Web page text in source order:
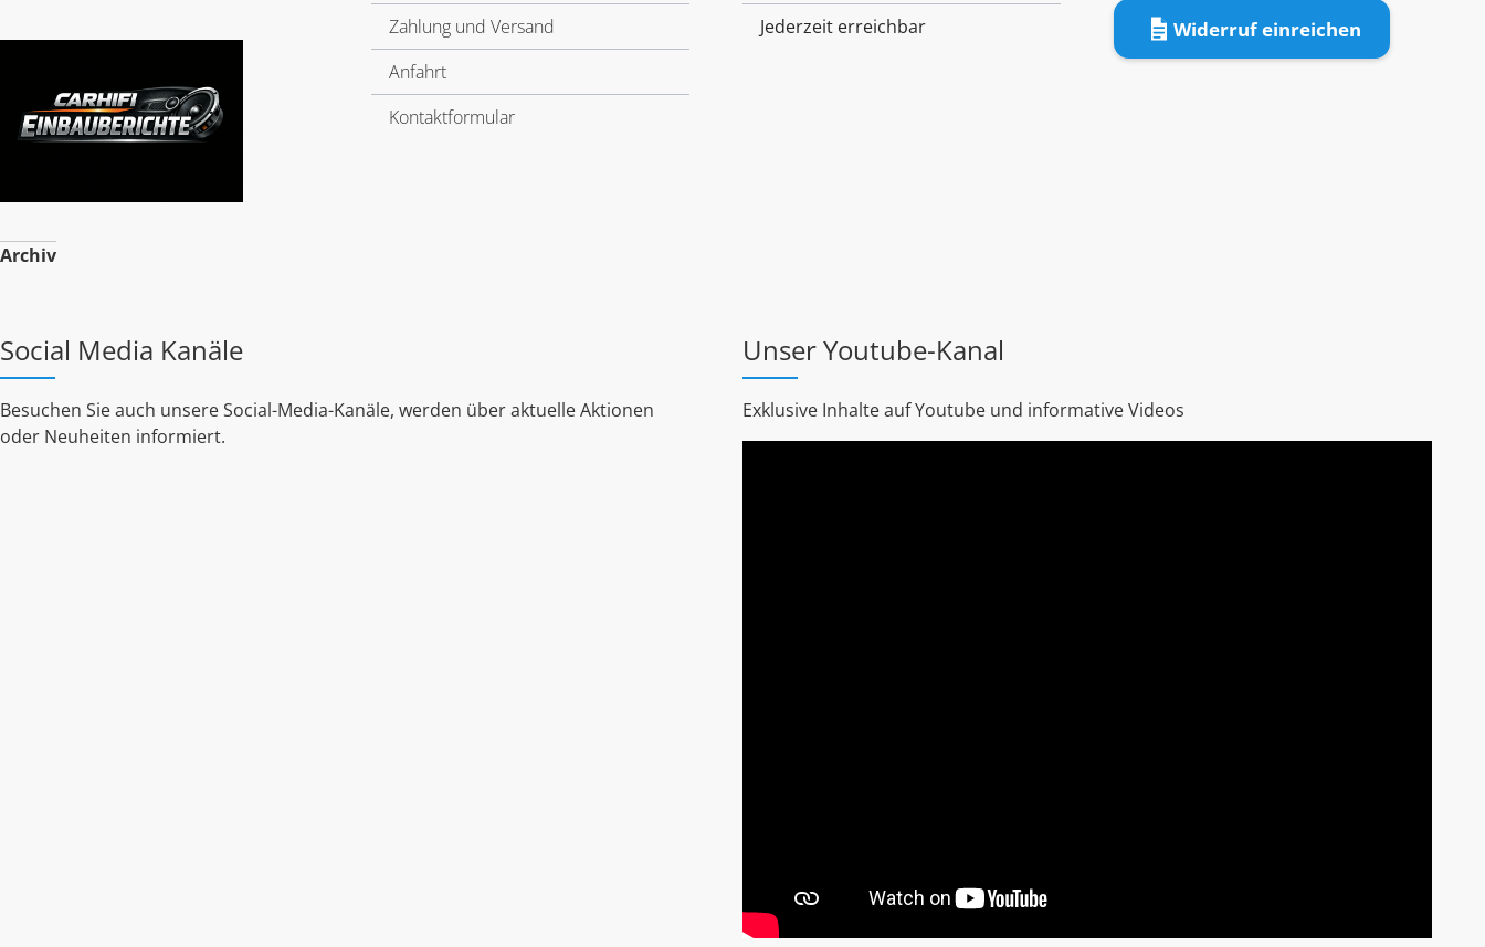
Archiv
Zahlung und Versand
Anfahrt
Kontaktformular
Jederzeit erreichbar
Widerruf einreichen
Social Media Kanäle
Besuchen Sie auch unsere Social-Media-Kanäle, werden über aktuelle Aktionen
oder Neuheiten informiert.
Unser Youtube-Kanal
Exklusive Inhalte auf Youtube und informative Videos